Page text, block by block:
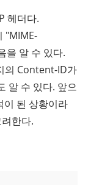
헤더다.
"MIME-
을 알 수 있다.
의 Content-ID가
알 수 있다. 앞으
이 된 상황이라
한다.